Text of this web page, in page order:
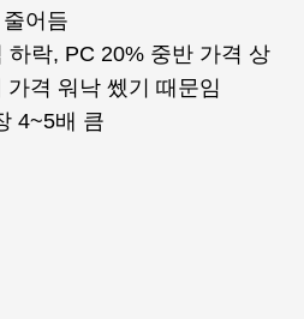
어듬
하락, PC 20% 중반 가격 상
격 워낙 쎘기 때문임
4~5배 큼